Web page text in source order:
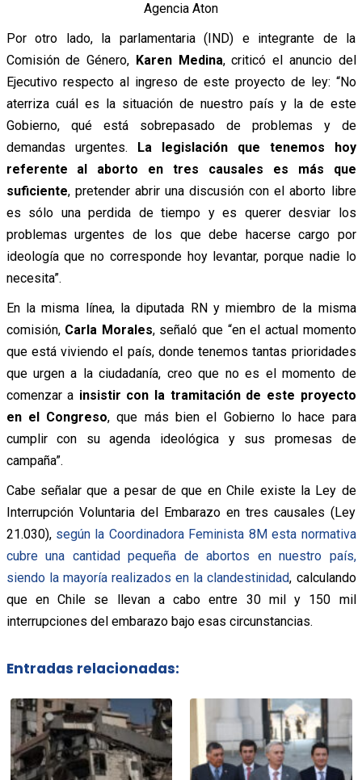
Agencia Aton
Por otro lado, la parlamentaria (IND) e integrante de la
Comisión de Género, Karen Medina, criticó el anuncio del
Ejecutivo respecto al ingreso de este proyecto de ley: “No
aterriza cuál es la situación de nuestro país y la de este
Gobierno, qué está sobrepasado de problemas y de
demandas urgentes. La legislación que tenemos hoy
referente al aborto en tres causales es más que
suficiente, pretender abrir una discusión con el aborto libre
es sólo una perdida de tiempo y es querer desviar los
problemas urgentes de los que debe hacerse cargo por
ideología que no corresponde hoy levantar, porque nadie lo
necesita”.
En la misma línea, la diputada RN y miembro de la misma
comisión, Carla Morales, señaló que “en el actual momento
que está viviendo el país, donde tenemos tantas prioridades
que urgen a la ciudadanía, creo que no es el momento de
comenzar a insistir con la tramitación de este proyecto
en el Congreso, que más bien el Gobierno lo hace para
cumplir con su agenda ideológica y sus promesas de
campaña”.
Cabe señalar que a pesar de que en Chile existe la Ley de
Interrupción Voluntaria del Embarazo en tres causales (Ley
21.030), según la Coordinadora Feminista 8M esta normativa
cubre una cantidad pequeña de abortos en nuestro país,
siendo la mayoría realizados en la clandestinidad, calculando
que en Chile se llevan a cabo entre 30 mil y 150 mil
interrupciones del embarazo bajo esas circunstancias.
Entradas relacionadas: